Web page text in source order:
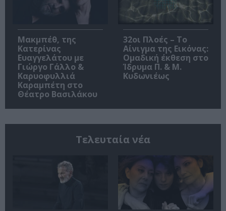
Μακμπέθ, της
Κατερίνας
Ευαγγελάτου με
Γιώργο Γάλλο &
Καρυοφυλλιά
Καραμπέτη στο
Θέατρο Βασιλάκου
32οι Πλοές – Το
Αίνιγμα της Εικόνας:
Ομαδική έκθεση στο
Ίδρυμα Π. & Μ.
Κυδωνιέως
Τελευταία νέα